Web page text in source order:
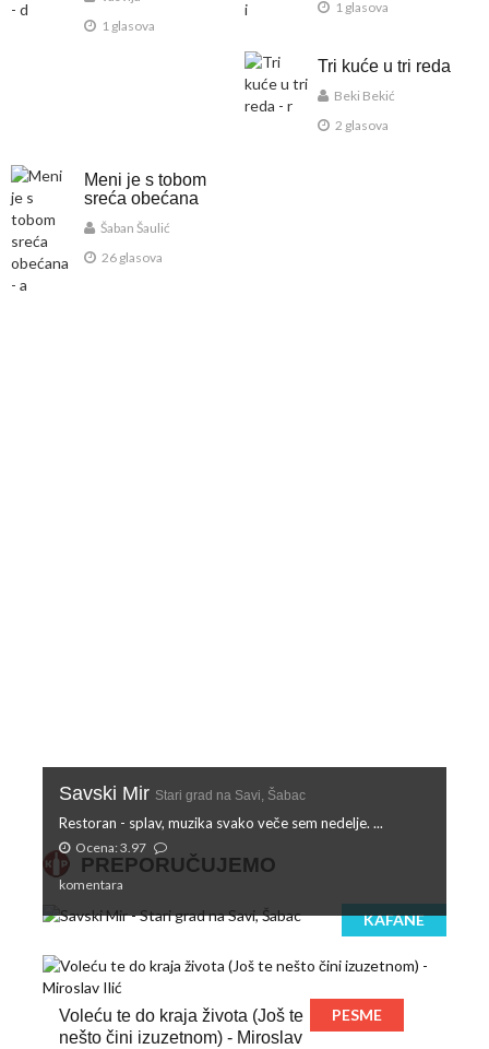
1 glasova
1 glasova
Tri kuće u tri reda
Beki Bekić
2 glasova
Meni je s tobom
sreća obećana
Šaban Šaulić
26 glasova
PREPORUČUJEMO
KAFANE
Savski Mir Stari grad na Savi, Šabac
Restoran - splav, muzika svako veče sem nedelje. ...
Ocena: 3.97
komentara
Voleću te do kraja života (Još te
nešto čini izuzetnom) - Miroslav
PESME